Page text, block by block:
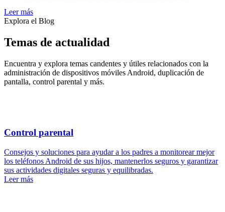
Leer más
Explora el Blog
Temas de actualidad
Encuentra y explora temas candentes y útiles relacionados con la
administración de dispositivos móviles Android, duplicación de
pantalla, control parental y más.
Control parental
Consejos y soluciones para ayudar a los padres a monitorear mejor
los teléfonos Android de sus hijos, mantenerlos seguros y garantizar
sus actividades digitales seguras y equilibradas.
Leer más